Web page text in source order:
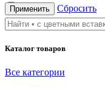
бабочка
бантик
башня
бесконечность
Применить Сбросить
Каталог товаров
Все категории